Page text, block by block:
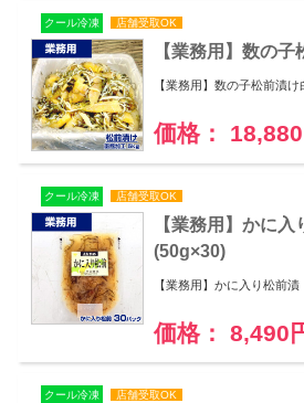
クール冷凍 店舗受取OK
【業務用】数の
【業務用】数の子松前漬
価格：
クール冷凍 店舗受取OK
【業務用】かに
(50g×30)
【業務用】かに入り松前
価格： 8,490
クール冷凍 店舗受取OK